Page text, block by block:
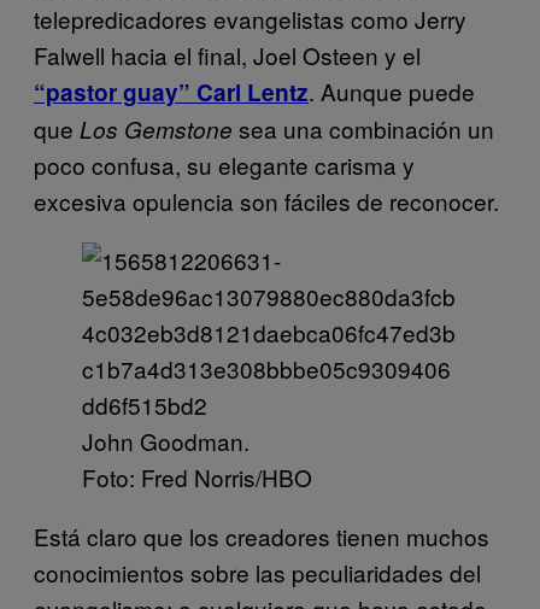
telepredicadores evangelistas como Jerry
Falwell hacia el final, Joel Osteen y el
“pastor guay” Carl Lentz. Aunque puede
que Los Gemstone sea una combinación un
poco confusa, su elegante carisma y
excesiva opulencia son fáciles de reconocer.
John Goodman.
Foto: Fred Norris/HBO
Está claro que los creadores tienen muchos
conocimientos sobre las peculiaridades del